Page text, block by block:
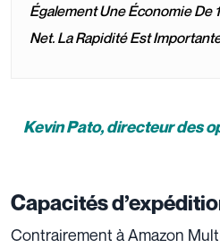
Également Une Économie De
Net. La Rapidité Est
Kevin Pato, directeur des
Capacités
Contrairement à Amazon